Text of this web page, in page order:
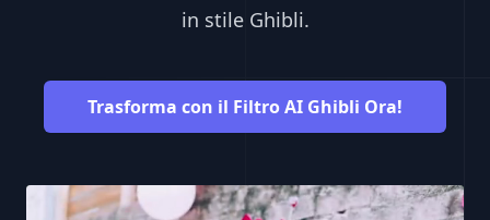
in stile Ghibli.
Trasforma con il Filtro AI Ghibli Ora!
Seedance 2.0
Il futuro della generazione video con IA è qui.
Più veloce. Più intelligente. Più creativo che
10x
MAGGIORE
4K
ULTRA HD
∞
POSSIBILITÀ